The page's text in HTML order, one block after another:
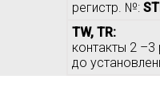
регистр. №:
TW, TR:
контакты 2 –3
до